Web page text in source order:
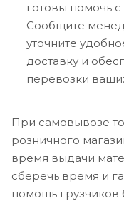
готовы помочь
Сообщите
уточните
доставку и
перевозки
При самовывозе
розничного
время выдачи
сберечь время и
помощь грузчиков